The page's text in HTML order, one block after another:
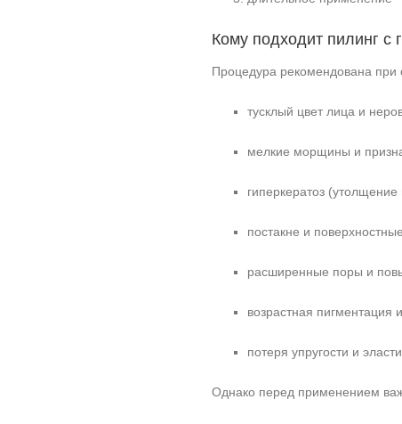
Кому подходит пилинг с
Процедура рекомендована при
тусклый цвет лица и
мелкие морщины и
гиперкератоз
постакне и
расширенные поры и
возрастная пигментация
потеря упругости и
Однако перед применением